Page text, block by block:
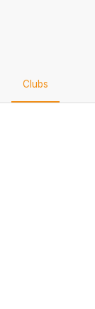
Clubs